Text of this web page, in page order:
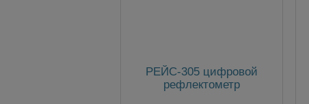
РЕЙС-305 цифровой
рефлектометр